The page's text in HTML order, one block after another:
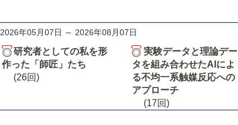
2026年05月07日 ～ 2026年08月07日
研究者としての私を形
作った「師匠」たち
(26回)
実験データと理論デー
タを組み合わせたAIによ
る不均一系触媒反応への
アプローチ
(17回)